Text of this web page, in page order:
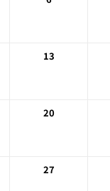
13
20
27